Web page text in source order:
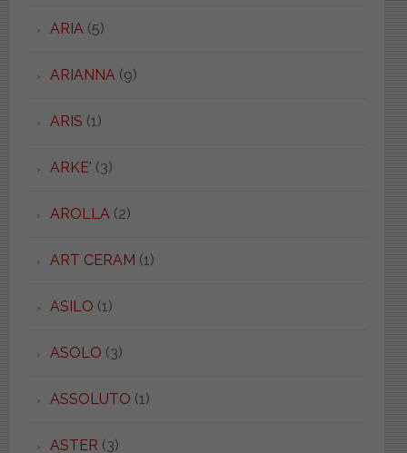
ARIA (5)
ARIANNA (9)
ARIS (1)
ARKE' (3)
AROLLA (2)
ART CERAM (1)
ASILO (1)
ASOLO (3)
ASSOLUTO (1)
ASTER (3)